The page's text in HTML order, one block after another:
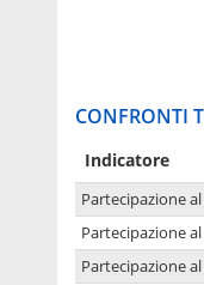
CONFRONTI
Indicatore
Partecipazione
Partecipazione
Partecipazione